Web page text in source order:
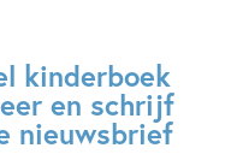
kinderboek
en schrijf
nieuwsbrief